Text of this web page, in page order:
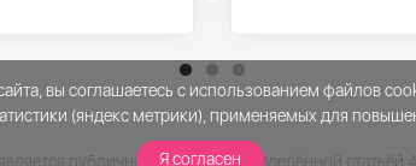
публичной офертой, определённой статьёй
вы соглашаетесь с использованием файлов
(яндекс метрики), применяемых для
Я согласен